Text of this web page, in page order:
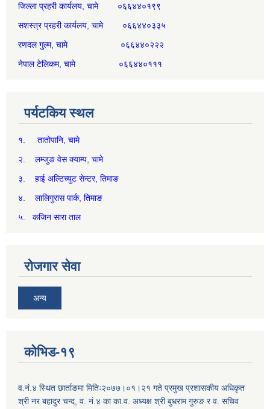
जिल्ला प्रहरी कार्यलय, चामे ०६६४४०१९९
सशस्त्र प्रहरी कार्यलय, चामे ०६६४४०३३५
रणदल गुल्म, चामे ०६६४४०२२२
नेपाल टेलिकम, चामे ०६६४४०१११
पर्यटकिय स्थल
१. तातोपानि, चामे
२. लम्जुङ वेस क्याम्प, चामे
३. हाई अल्टिच्युट सेन्टर, तिमाङ
४. लालिगुरास पार्क, तिमाङ
५. कजिन सारा ताल
रोजगार सेवा
अन्य
कोभिड-१९
व.नं.४ स्थित छार्ताङमा मितिः२०७७।०१।२१ गते प्रमुख प्रशासकीय अधिकृत
श्री नर बहादुर चन्द, व. नं.४ का का.व. अध्यक्ष श्री बुधराम गुरुङ र व. सचिव